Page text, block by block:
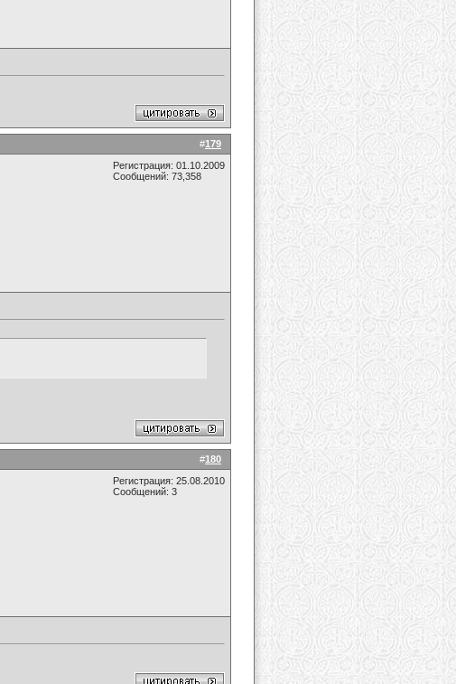
#179
Регистрация: 01.10.2009
Сообщений: 73,358
#180
Регистрация: 25.08.2010
Сообщений: 3